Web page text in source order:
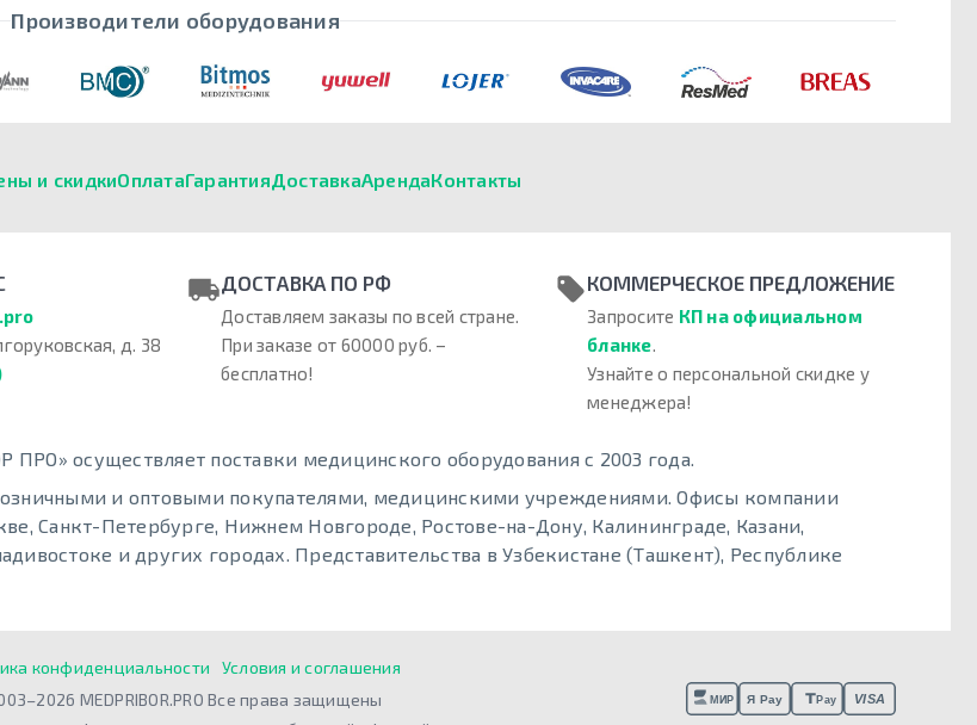
Производители оборудования
и скидкиОплатаГарантияДоставкаАрендаКонтакты
д. 38
ДОСТАВКА ПО РФ
Доставляем заказы по всей стране.
При заказе от 60000 руб. –
бесплатно!
КОММЕРЧЕСКОЕ ПРЕДЛОЖЕНИЕ
Запросите КП на официальном
бланке.
Узнайте о персональной скидке у
менеджера!
осуществляет поставки медицинского оборудования с 2003 года.
и оптовыми покупателями, медицинскими учреждениями. Офисы компании
Санкт-Петербурге, Нижнем Новгороде, Ростове-на-Дону, Калининграде, Казани,
и других городах. Представительства в Узбекистане (Ташкент), Республике
конфиденциальности
Условия и соглашения
MEDPRIBOR.PRO Все права защищены
МИР Я Pay Pay VISA